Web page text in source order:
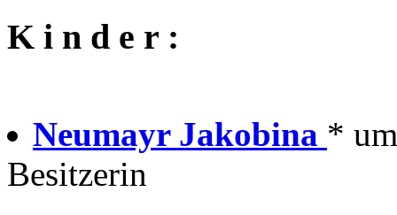
K i n d e r :
Neumayr Jakobina *
Besitzerin